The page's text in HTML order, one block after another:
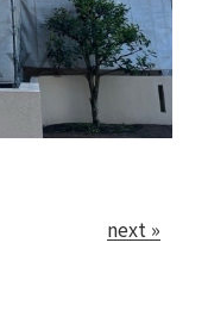
next »